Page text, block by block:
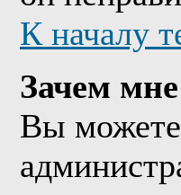
К началу
Зачем
Вы можете